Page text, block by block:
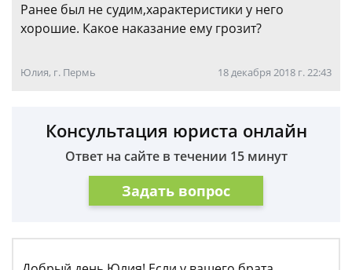
Ранее был не судим,характеристики у него
хорошие. Какое наказание ему грозит?
Юлия, г. Пермь 18 декабря 2018 г. 22:43
Консультация юриста онлайн
Ответ на сайте в течении 15 минут
Задать вопрос